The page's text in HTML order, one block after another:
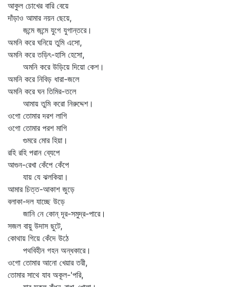
আকুল চোখের বারি বেয়ে
দাঁড়াও আমার নয়ন ছেয়ে,
জন্মে জন্মে যুগে যুগান্তরে।
অমনি করে ঘনিয়ে তুমি এসো,
অমনি করে তড়িৎ-হাসি হেসো,
অমনি করে উড়িয়ে দিয়ো কেশ।
অমনি করে নিবিড় ধারা-জলে
অমনি করে ঘন তিমির-তলে
আমায় তুমি করো নিরুদ্দেশ।
ওগো তোমার দরশ লাগি
ওগো তোমার পরশ মাগি
গুমরে মোর হিয়া।
রহি রহি পরান ব্যেপে
আগুন-রেখা কেঁপে কেঁপে
যায় যে ঝলকিয়া।
আমার চিত্ত-আকাশ জুড়ে
বলাকা-দল যাচ্ছে উড়ে
জানি নে কোন্‌ দূর-সমুদ্র-পারে।
সজল বায়ু উদাস ছুটে,
কোথায় গিয়ে কেঁদে উঠে
পথবিহীন গহন অন্ধকারে।
ওগো তোমার আনো খেয়ার তরী,
তোমার সাথে যাব অকূল-'পরি,